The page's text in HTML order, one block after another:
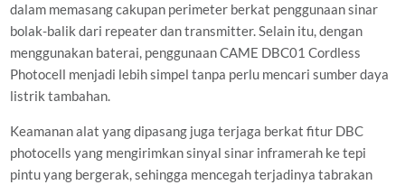
dalam memasang cakupan perimeter berkat penggunaan sinar
bolak-balik dari repeater dan transmitter. Selain itu, dengan
menggunakan baterai, penggunaan CAME DBC01 Cordless
Photocell menjadi lebih simpel tanpa perlu mencari sumber daya
listrik tambahan.
Keamanan alat yang dipasang juga terjaga berkat fitur DBC
photocells yang mengirimkan sinyal sinar inframerah ke tepi
pintu yang bergerak, sehingga mencegah terjadinya tabrakan